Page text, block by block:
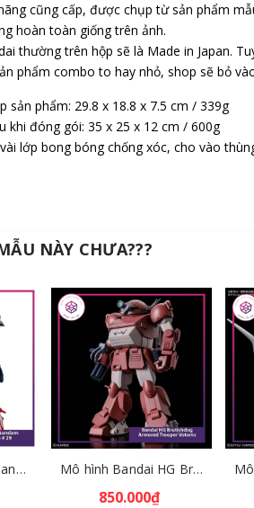
cũng cấp, được chụp từ sản phẩm
hoàn toàn giống trên ảnh.
thường trên hộp sẽ là Made in Japan.
phẩm combo to hay nhỏ, shop sẽ bỏ
sản phẩm: 29.8 x 18.8 x 7.5 cm / 339g
khi đóng gói: 35 x 25 x 12 cm / 600g
lớp bong bóng chống xóc, cho vào
NÀY CHƯA???
Mô hình Gundam Bandai FW Gundam Converge # 29 Full Set [GDB] [FCH] Mô hình Bandai HG Brutishdog - Armored Trooper Votoms [GDB] [BHG]
850.000₫